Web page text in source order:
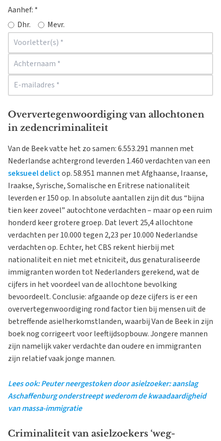
Aanhef: *
Dhr.
Mevr.
Oververtegenwoordiging van allochtonen
in zedencriminaliteit
Van de Beek vatte het zo samen: 6.553.291 mannen met
Nederlandse achtergrond leverden 1.460 verdachten van een
seksueel delictop. 58.951 mannen met Afghaanse, Iraanse,
Iraakse, Syrische, Somalische en Eritrese nationaliteit
leverden er 150 op. In absolute aantallen zijn dit dus “bijna
tien keer zoveel” autochtone verdachten – maar op een ruim
honderd keer grotere groep. Dat levert 25,4 allochtone
verdachten per 10.000 tegen 2,23 per 10.000 Nederlandse
verdachten op. Echter, het CBS rekent hierbij met
nationaliteit en niet met etniciteit, dus genaturaliseerde
immigranten worden tot Nederlanders gerekend, wat de
cijfers in het voordeel van de allochtone bevolking
bevoordeelt. Conclusie: afgaande op deze cijfers is er een
oververtegenwoordiging rond factor tien bij mensen uit de
betreffende asielherkomstlanden, waarbij Van de Beek in zijn
boek nog corrigeert voor leeftijdsopbouw. Jongere mannen
zijn namelijk vaker verdachte dan oudere en immigranten
zijn relatief vaak jonge mannen.
Lees ook: Peuter neergestoken door asielzoeker: aanslag
Aschaffenburg onderstreept wederom de kwaadaardigheid
van massa-immigratie
Criminaliteit van asielzoekers ‘weg-